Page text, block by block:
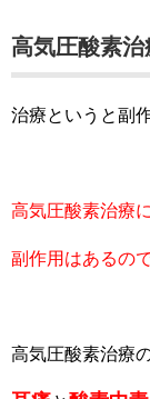
高気圧酸素治
治療というと副
高気圧酸素治療に
副作用はあるの
高気圧酸素治療